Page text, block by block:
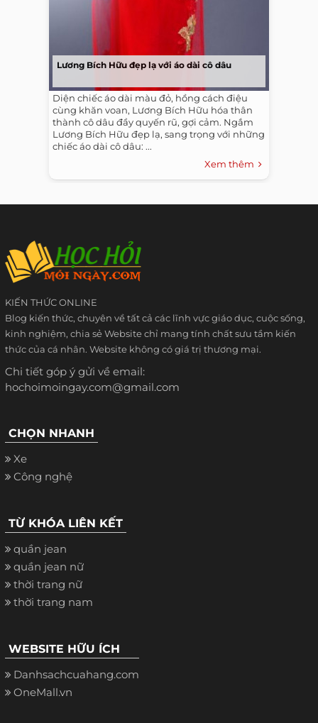
Lương Bích Hữu đẹp lạ với áo dài cô dâu
Diện chiếc áo dài màu đỏ, hồng cách điệu
cùng khăn voan, Lương Bích Hữu hóa thân
thành cô dâu đầy quyến rũ, gợi cảm. Ngắm
Lương Bích Hữu đẹp lạ, sang trọng với những
chiếc áo dài cô dâu: ...
Xem thêm
KIẾN THỨC ONLINE
Blog kiến thức, chuyên về tất cả các lĩnh vực giáo dục, cuộc sống,
kinh nghiệm, chia sẻ Website chỉ mang tính chất sưu tầm kiến
thức của cá nhân. Website không có giá trị thương mại.
Chi tiết góp ý gửi về email:
hochoimoingay.com@gmail.com
CHỌN NHANH
Xe
Công nghệ
TỪ KHÓA LIÊN KẾT
quần jean
quần jean nữ
thời trang nữ
thời trang nam
WEBSITE HỮU ÍCH
Danhsachcuahang.com
OneMall.vn